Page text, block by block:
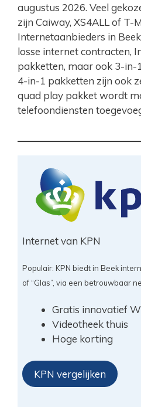
augustus 2026. Veel
zijn Caiway, XS4ALL of T-
Internetaanbieders in
losse internet contracten,
pakketten, maar ook 3-in-
4-in-1 pakketten zijn ook
quad play pakket wordt
telefoondiensten
Internet van KPN
Populair: KPN biedt in Beek
of “Glas”, via een betrouwbaar
Gratis innovatief
Videotheek thuis
Hoge korting
KPN vergelijken